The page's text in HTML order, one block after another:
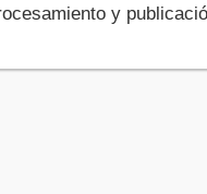
y